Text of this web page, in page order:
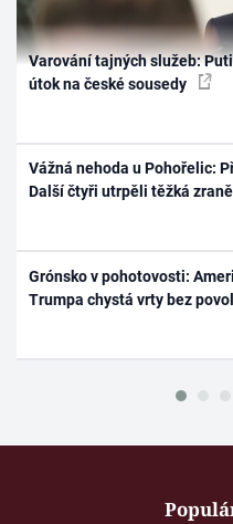
Varování tajných služeb:
útok na české sousedy
Vážná nehoda u Pohořelic:
Další čtyři utrpěli těžká
Grónsko v pohotovosti:
Trumpa chystá vrty bez